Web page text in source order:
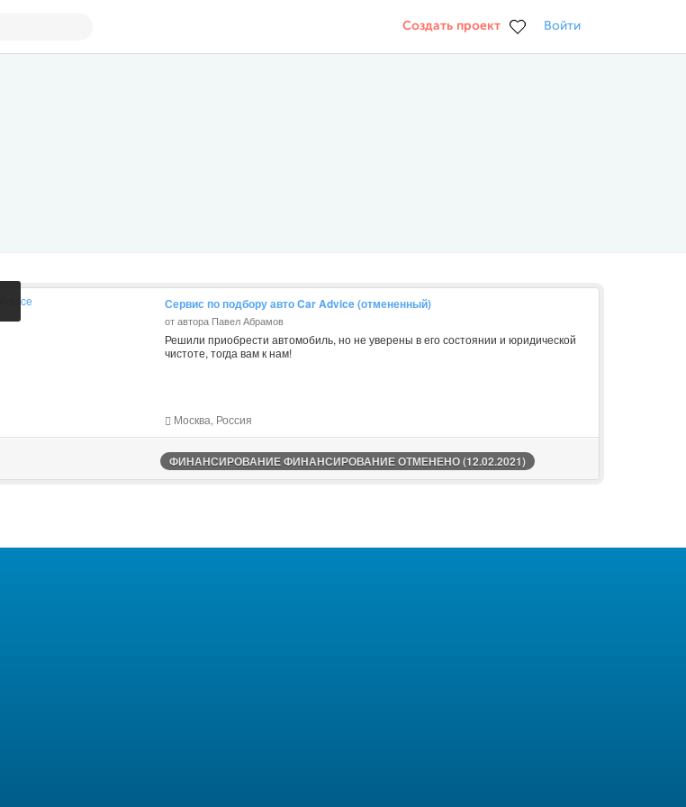
Создать проект Войти
Сервис по подбору авто Car Advice (отмененный)
от автора Павел Абрамов
Решили приобрести автомобиль, но не уверены в его состоянии и юридической
чистоте, тогда вам к нам!
Москва, Россия
ФИНАНСИРОВАНИЕ ФИНАНСИРОВАНИЕ ОТМЕНЕНО (12.02.2021)